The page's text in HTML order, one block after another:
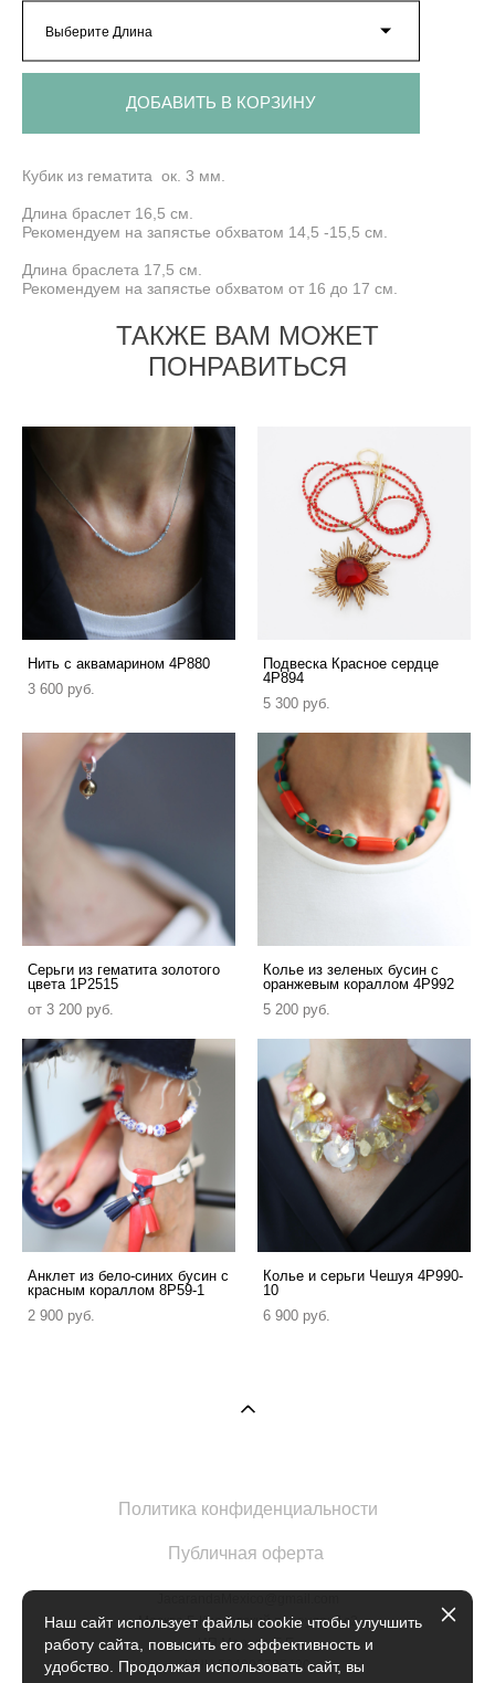
Выберите Длина
ДОБАВИТЬ В КОРЗИНУ
Кубик из гематита ок. 3 мм.
Длина браслет 16,5 см.
Рекомендуем на запястье обхватом 14,5 -15,5 см.
Длина браслета 17,5 см.
Рекомендуем на запястье обхватом от 16 до 17 см.
ТАКЖЕ ВАМ МОЖЕТ
ПОНРАВИТЬСЯ
Нить с аквамарином 4P880
3 600 pуб.
Подвеска Красное сердце
4P894
5 300 pуб.
Серьги из гематита золотого
цвета 1P2515
от 3 200 pуб.
Колье из зеленых бусин с
оранжевым кораллом 4P992
5 200 pуб.
Анклет из бело-синих бусин с
красным кораллом 8P59-1
2 900 pуб.
Колье и серьги Чешуя 4P990-
10
6 900 pуб.
Политика конфиденциальности
Публичная оферта
Москва Б.Кисловский переулок 1с2
ИП Марова Е.Е.
ИНН 504902735420
Наш сайт использует файлы cookie чтобы улучшить
работу сайта, повысить его эффективность и
удобство. Продолжая использовать сайт, вы